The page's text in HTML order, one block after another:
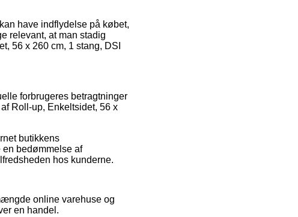
have indflydelse på købet,
relevant, at man stadig
56 x 260 cm, 1 stang, DSI
forbrugeres betragtninger
Roll-up, Enkeltsidet, 56 x
butikkens
en bedømmelse af
hos kunderne.
online varehuse og
en handel.